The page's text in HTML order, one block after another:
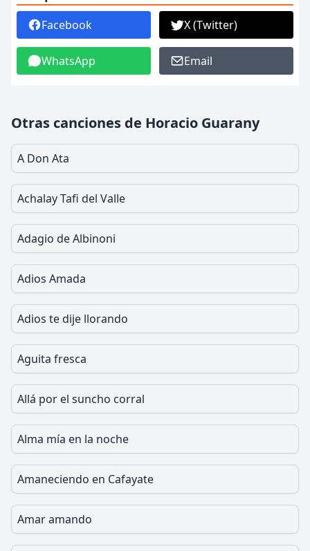
Facebook X (Twitter)
WhatsApp Email
Otras canciones de Horacio Guarany
A Don Ata
Achalay Tafi del Valle
Adagio de Albinoni
Adios Amada
Adios te dije llorando
Aguita fresca
Allá por el suncho corral
Alma mía en la noche
Amaneciendo en Cafayate
Amar amando